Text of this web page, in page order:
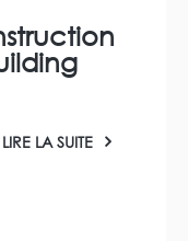
LIRE LA SUITE